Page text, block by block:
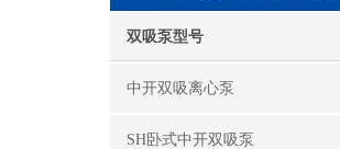
双吸泵型号
中开双吸离心泵
SH卧式中开双吸泵